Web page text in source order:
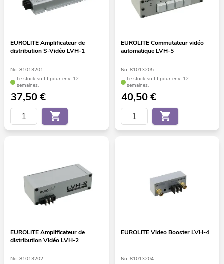
EUROLITE Amplificateur de
distribution S-Vidéo LVH-1
No. 81013201
Le stock suffit pour env. 12
semaines.
37,50€
EUROLITE Commutateur vidéo
automatique LVH-5
No. 81013205
Le stock suffit pour env. 12
semaines.
40,50€
EUROLITE Amplificateur de
distribution Vidéo LVH-2
No. 81013202
EUROLITE Video Booster LVH-4
No. 81013204